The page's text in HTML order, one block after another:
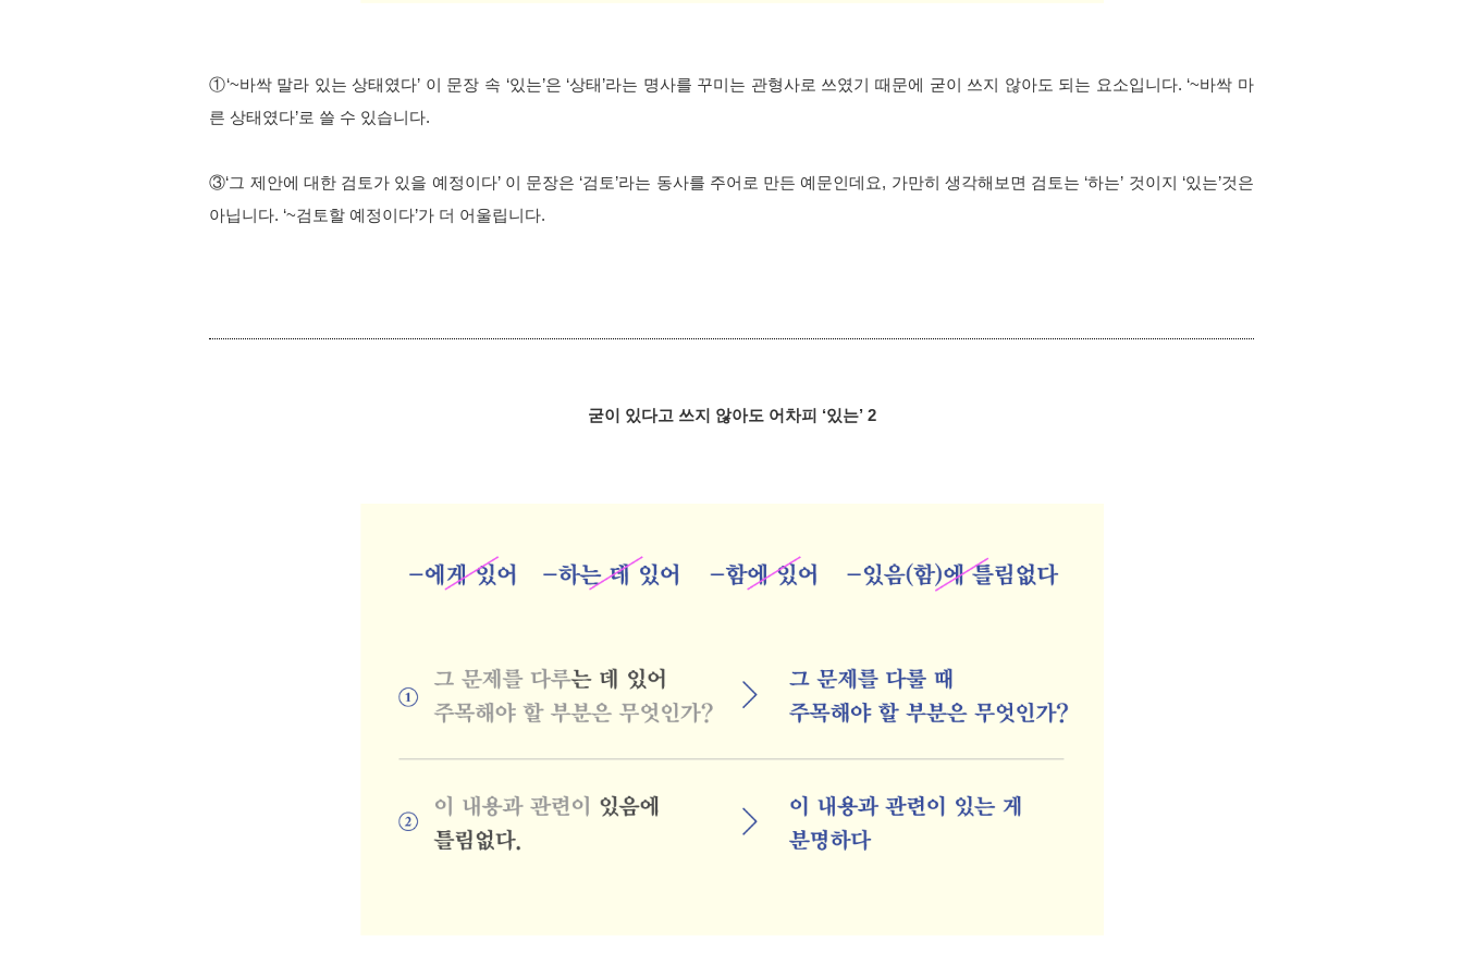
①‘~바싹 말라 있는 상태였다’ 이 문장 속 ‘있는’은 ‘상태’라는 명사를 꾸미는 관형사로 쓰였기 때문에 굳이 쓰지 않아도 되는 요소입니다. ‘~바싹 마
른 상태였다’로 쓸 수 있습니다.
③‘그 제안에 대한 검토가 있을 예정이다’ 이 문장은 ‘검토’라는 동사를 주어로 만든 예문인데요, 가만히 생각해보면 검토는 ‘하는’ 것이지 ‘있는’것은
아닙니다. ‘~검토할 예정이다’가 더 어울립니다.
굳이 있다고 쓰지 않아도 어차피 ‘있는’ 2